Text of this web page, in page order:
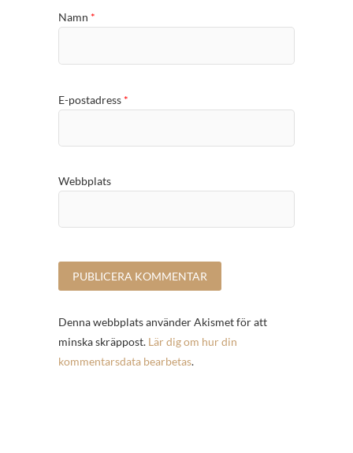
Namn *
E-postadress *
Webbplats
Denna webbplats använder Akismet för att
minska skräppost. Lär dig om hur din
kommentarsdata bearbetas.